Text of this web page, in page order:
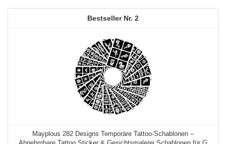
2
Mayplous 282 Designs Temporäre Tattoo-Schablonen –